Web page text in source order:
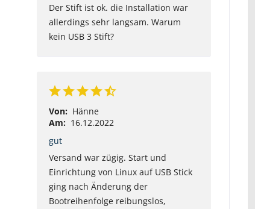
Der Stift ist ok. die Installation war
allerdings sehr langsam. Warum
kein USB 3 Stift?
Von: Hänne
Am: 16.12.2022
gut
Versand war zügig. Start und
Einrichtung von Linux auf USB Stick
ging nach Änderung der
Bootreihenfolge reibungslos,